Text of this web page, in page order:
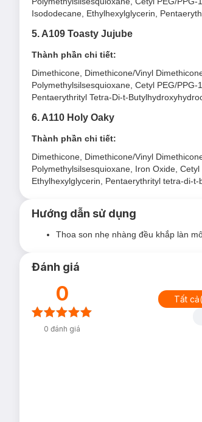
Kết cấu:
Tựa như đóa hoa bung nở trên môi,
Chất son mềm mịn tựa như kem, tan
Hiệu ứng trên môi hoàn hảo ngay
Với công nghệ Air Lite, càng chồng
Isododecane, Ethylhexylglycerin,
5. A109 Toasty Jujube
Thành phần chi tiết:
Dimethicone, Dimethicone/Vinyl
Polymethylsilsesquioxane, Cetyl PEG/
Pentaerythrityl Tetra-Di-t-
6. A110 Holy Oaky
Thành phần chi tiết:
Dimethicone, Dimethicone/Vinyl
Polymethylsilsesquioxane, Iron Oxide,
Ethylhexylglycerin, Pentaerythrityl tetra-di-
Hướng dẫn sử dụng
Thoa son nhẹ nhàng đều khắp làn
Đánh giá
0
0 đánh giá
Tất cả(